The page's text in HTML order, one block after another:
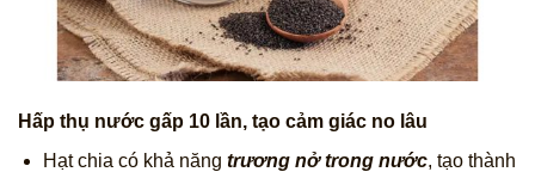
Hấp thụ nước gấp 10 lần, tạo cảm giác no lâu
Hạt chia có khả năng trương nở trong nước, tạo thành